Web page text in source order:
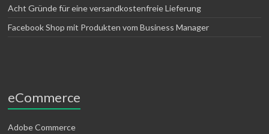
Acht Gründe für eine versandkostenfreie Lieferung
Facebook Shop mit Produkten vom Business Manager
eCommerce
Adobe Commerce